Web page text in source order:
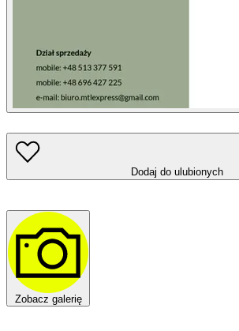
Dodaj do ulubionych
Zobacz galerię